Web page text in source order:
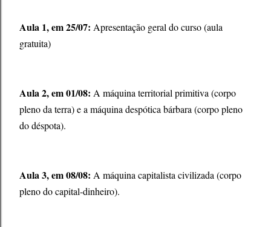
Aula 1, em 25/07: Apresentação geral do curso (aula
gratuita)
Aula 2, em 01/08: A máquina territorial primitiva (corpo
pleno da terra) e a máquina despótica bárbara (corpo pleno
do déspota).
Aula 3, em 08/08: A máquina capitalista civilizada (corpo
pleno do capital-dinheiro).